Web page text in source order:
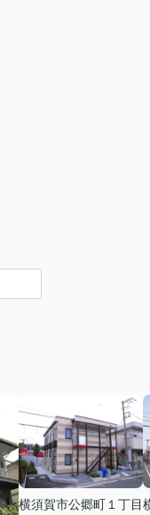
横須賀市公郷町１丁目